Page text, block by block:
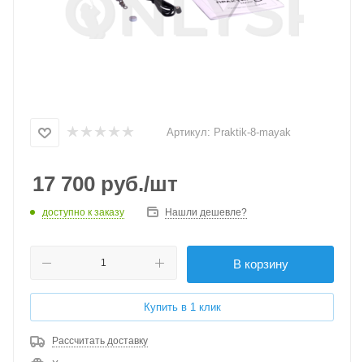
Артикул: Praktik-8-mayak
17 700 руб./шт
доступно к заказу Нашли дешевле?
В корзину
Купить в 1 клик
Рассчитать доставку